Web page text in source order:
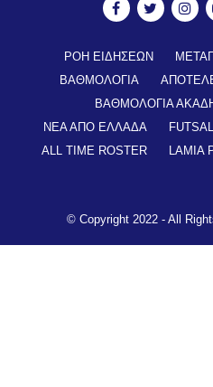
ΡΟΗ ΕΙΔΗΣΕΩΝ
ΒΑΘΜΟΛΟΓΙΑ
ΒΑΘΜΟΛΟΓΙΑ
ΝΕΑ ΑΠΟ ΕΛΛΑΔΑ
FUTSAL
ALL TIME ROSTER
LAMIA
© Copyright 2022 - All